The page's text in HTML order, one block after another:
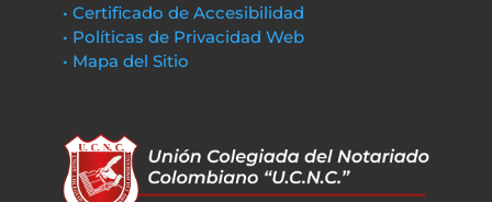
• Certificado de Accesibilidad
• Políticas de Privacidad Web
• Mapa del Sitio